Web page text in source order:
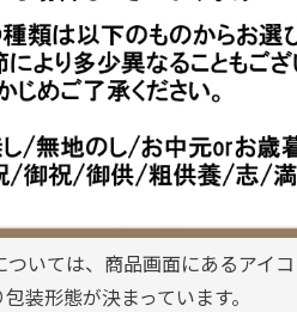
いては、商品画面にあるアイコ
装形態が決まっています。